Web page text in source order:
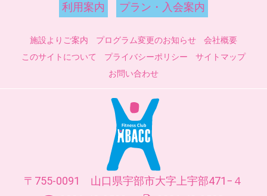
利用案内 プラン・入会案内
施設よりご案内 プログラム変更のお知らせ
会社概要
このサイトについて
プライバシーポリシー
サイトマップ
お問い合わせ
755-0091 山口県宇部市大字上宇部471−４